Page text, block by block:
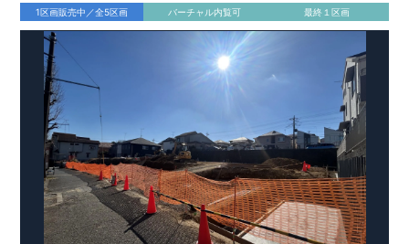
7つの厳しい技術基準をクリアした物件だけが認定を受けられる
長期優良住宅。
長期優良住宅として認定を受けるためには、国が定めた下記7つ
の技術基準をクリアする必要があります。東栄住宅は全棟でク
リア！①耐震性②劣化対策③維持管理性④住戸面積⑤省エネル
ギー性⑥居住環境⑦維持保全管理
そのほかの魅力として、住宅ローン金利優遇、固定資産税の減
税、中古市場での売却時にも有利です。
住宅性能評価ダブル
取得
「設計」と「建設」のダブルで性
能を評価されています！図面を第三者機関へ提出します。外部
評価委員が建設中に3回、竣工時に1回の現場検査が行われま
す。構造の安定、劣化の軽減、維持管理への配慮、温熱環境・
エネルギー消費量（断熱等性能）の必須4分野、空気環境で、最
高等級取得！ ■ 耐震等級3 もっと詳しく 東栄住宅の建物
は、国が定めた耐震最高等級3を取得。建築基準法に定められ
た、｢数百年に一度発生する地震に対して、倒壊、崩壊しない｣
当社こだわりの空間アイディアをショート動画で
ご紹介しています。ここをクリック
1区画販売中／全5区画 バーチャル内覧可 最終１区画